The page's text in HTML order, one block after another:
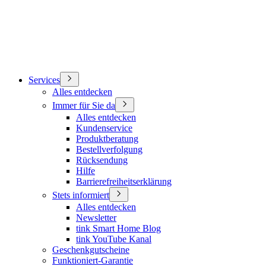
Services
Alles entdecken
Immer für Sie da
Alles entdecken
Kundenservice
Produktberatung
Bestellverfolgung
Rücksendung
Hilfe
Barrierefreiheitserklärung
Stets informiert
Alles entdecken
Newsletter
tink Smart Home Blog
tink YouTube Kanal
Geschenkgutscheine
Funktioniert-Garantie